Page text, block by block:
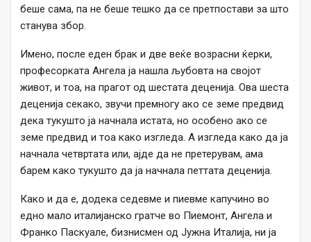
беше сама, па не беше тешко да се претпостави за што
станува збор.
Имено, после еден брак и две веќе возрасни ќерки,
професорката Ангела ја нашла љубовта на својот
живот, и тоа, на прагот од шестата деценија. Ова шеста
деценија секако, звучи премногу ако се земе предвид
дека тукушто ја начнала истата, но особено ако се
земе предвид и тоа како изгледа. А изгледа како да ја
начнала четвртата или, ајде да не претерувам, ама
барем како тукушто да ја начнала петтата деценија.
Како и да е, додека седевме и пиевме капучино во
едно мало италијанско гратче во Пиемонт, Ангела и
Франко Паскуале, бизнисмен од Јужна Италија, ни ја